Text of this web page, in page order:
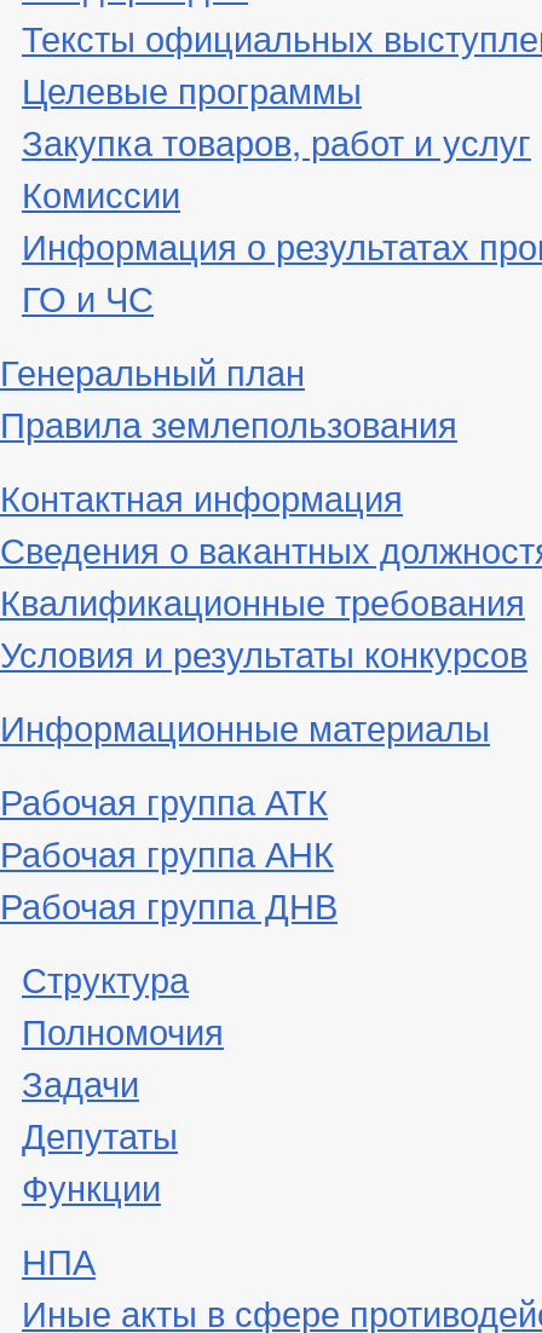
Тексты официальных
Целевые программы
Закупка товаров, работ и услуг
Комиссии
Информация о результатах
ГО и ЧС
Генеральный план
Правила землепользования
Контактная информация
Сведения о вакантных
Квалификационные требования
Условия и результаты конкурсов
Информационные материалы
Рабочая группа АТК
Рабочая группа АНК
Рабочая группа ДНВ
Структура
Полномочия
Задачи
Депутаты
Функции
НПА
Иные акты в сфере